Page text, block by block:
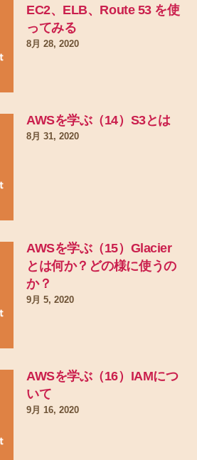
EC2、ELB、Route 53 を使
ってみる
8月 28, 2020
AWSを学ぶ（14）S3とは
8月 31, 2020
AWSを学ぶ（15）Glacier
とは何か？どの様に使うの
か？
9月 5, 2020
AWSを学ぶ（16）IAMにつ
いて
9月 16, 2020